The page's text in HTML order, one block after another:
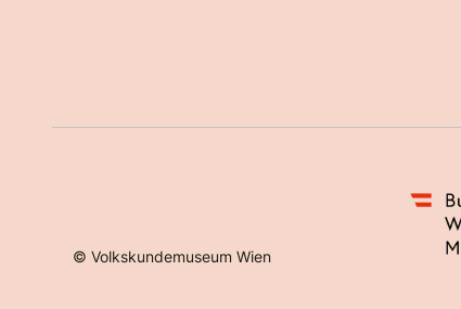
©Volkskundemuseum Wien